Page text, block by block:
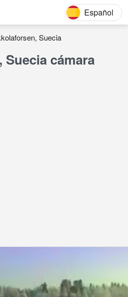
Español
Suecia
cámara